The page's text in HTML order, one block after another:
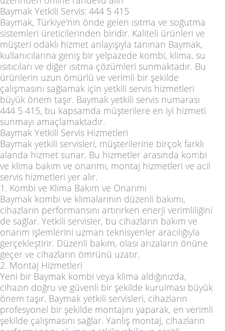
Baymak Yetkili Servis: 444 5 415
Baymak, Türkiye'nin önde gelen ısıtma ve soğutma
sistemleri üreticilerinden biridir. Kaliteli ürünleri ve
müşteri odaklı hizmet anlayışıyla tanınan Baymak,
kullanıcılarına geniş bir yelpazede kombi, klima, su
ısıtıcıları ve diğer ısıtma çözümleri sunmaktadır. Bu
ürünlerin uzun ömürlü ve verimli bir şekilde
çalışmasını sağlamak için yetkili servis hizmetleri
büyük önem taşır. Baymak yetkili servis numarası
444 5 415, bu kapsamda müşterilere en iyi hizmeti
sunmayı amaçlamaktadır.
Baymak Yetkili Servis Hizmetleri
Baymak yetkili servisleri, müşterilerine birçok farklı
alanda hizmet sunar. Bu hizmetler arasında kombi
ve klima bakım ve onarımı, montaj hizmetleri ve acil
servis hizmetleri yer alır.
1. Kombi ve Klima Bakım ve Onarımı
Baymak kombi ve klimalarının düzenli bakımı,
cihazların performansını artırırken enerji verimliliğini
de sağlar. Yetkili servisler, bu cihazların bakım ve
onarım işlemlerini uzman teknisyenler aracılığıyla
gerçekleştirir. Düzenli bakım, olası arızaların önüne
geçer ve cihazların ömrünü uzatır.
2. Montaj Hizmetleri
Yeni bir Baymak kombi veya klima aldığınızda,
cihazın doğru ve güvenli bir şekilde kurulması büyük
önem taşır. Baymak yetkili servisleri, cihazların
profesyonel bir şekilde montajını yaparak, en verimli
şekilde çalışmasını sağlar. Yanlış montaj, cihazların